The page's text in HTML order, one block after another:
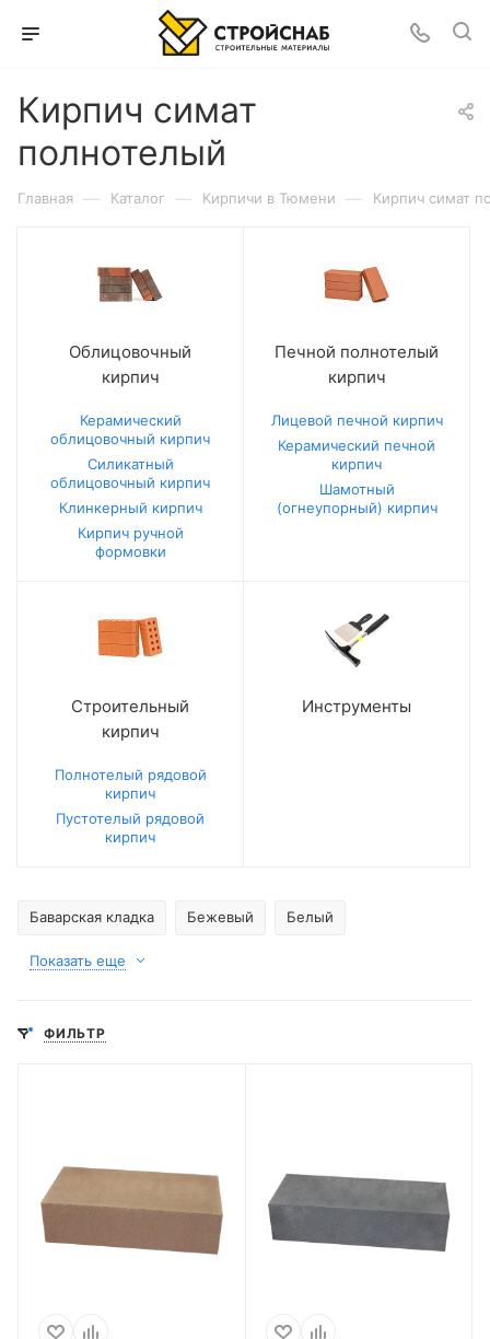
Кирпич симат
полнотелый
Главная — Каталог — Кирпичи в Тюмени — Кирпич симат
Облицовочный
кирпич
Керамический
облицовочный кирпич
Силикатный
облицовочный кирпич
Клинкерный кирпич
Кирпич ручной
формовки
Печной полнотелый
кирпич
Лицевой печной кирпич
Керамический печной
кирпич
Шамотный
(огнеупорный) кирпич
Строительный
кирпич
Полнотелый рядовой
кирпич
Пустотелый рядовой
кирпич
Инструменты
Баварская кладка Бежевый Белый
Показать еще
ФИЛЬТР